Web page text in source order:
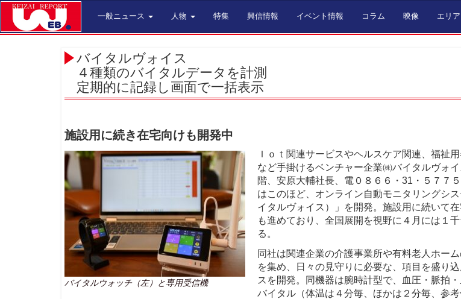
一般ニュース 人物 特集 興信情報 イベント情報 コラム 映像 エリ
バイタルヴォイス
４種類のバイタルデータを計測
定期的に記録し画面で一括表示
施設用に続き在宅向けも開発中
バイタルウォッチ（左）と専用受信機
Ｉｏｔ関連サービスやヘルスケア関連、福祉
など手掛けるベンチャー企業㈱バイタルヴォ
階、安原大輔社長、電０８６６・31・５７７５
はこのほど、オンライン自動モニタリングシ
イタルヴォイス）」を開発。施設用に続いて
も進めており、全国展開を視野に４月には１
る。
同社は関連企業の介護事業所や有料老人ホー
を集め、日々の見守りに必要な、項目を盛り
スを開発。同機器は腕時計型で、血圧・脈拍
バイタル（体温は４分毎、ほかは２分毎、参考